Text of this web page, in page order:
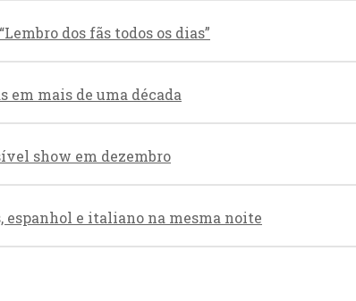
dos fãs todos os dias”
mais de uma década
show em dezembro
espanhol e italiano na mesma noite